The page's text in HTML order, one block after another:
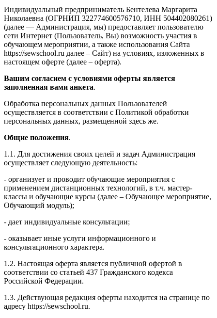
Индивидуальный предприниматель Бентелева Маргарита
Николаевна (ОГРНИП 322774600576710, ИНН 504402080261)
(далее — Администрация, мы) предоставляет пользователю
сети Интернет (Пользователь, Вы) возможность участия в
обучающем мероприятии, а также использования Сайта
https://sewschool.ru далее – Сайт) на условиях, изложенных в
настоящем оферте (далее – оферта).
Вашим согласием с условиями оферты является
заполненная вами анкета.
Обработка персональных данных Пользователей
осуществляется в соответствии с Политикой обработки
персональных данных, размещенной здесь же.
Общие положения.
1.1. Для достижения своих целей и задач Администрация
осуществляет следующую деятельность:
- организует и проводит обучающие мероприятия с
применением дистанционных технологий, в т.ч. мастер-
классы и обучающие курсы (далее – Обучающее мероприятие,
Обучающий модуль);
- дает индивидуальные консультации;
- оказывает иные услуги информационного и
консультационного характера.
1.2. Настоящая оферта является публичной офертой в
соответствии со статьей 437 Гражданского кодекса
Российской Федерации.
1.3. Действующая редакция оферты находится на странице по
адресу https://sewschool.ru.